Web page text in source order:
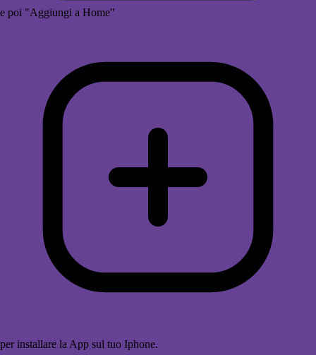
e poi "Aggiungi a Home"
per installare la App sul tuo Iphone.